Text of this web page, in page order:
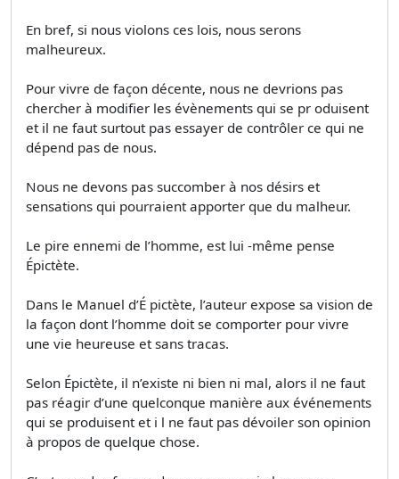
En bref, si nous violons ces lois, nous serons
malheureux.
Pour vivre de façon décente, nous ne devrions pas
chercher à modifier les évènements qui se pr oduisent
et il ne faut surtout pas essayer de contrôler ce qui ne
dépend pas de nous.
Nous ne devons pas succomber à nos désirs et
sensations qui pourraient apporter que du malheur.
Le pire ennemi de l’homme, est lui -même pense
Épictète.
Dans le Manuel d’É pictète, l’auteur expose sa vision de
la façon dont l’homme doit se comporter pour vivre
une vie heureuse et sans tracas.
Selon Épictète, il n’existe ni bien ni mal, alors il ne faut
pas réagir d’une quelconque manière aux événements
qui se produisent et i l ne faut pas dévoiler son opinion
à propos de quelque chose.